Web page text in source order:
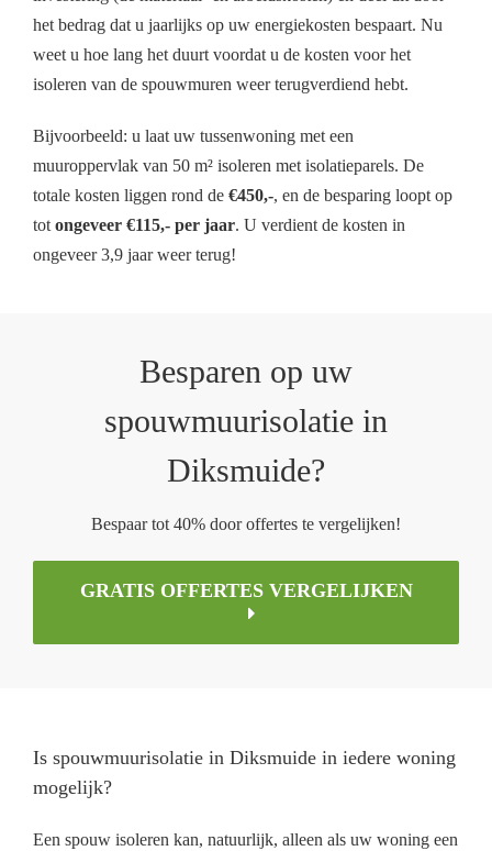
het bedrag dat u jaarlijks op uw energiekosten bespaart. Nu
weet u hoe lang het duurt voordat u de kosten voor het
isoleren van de spouwmuren weer terugverdiend hebt.
Bijvoorbeeld: u laat uw tussenwoning met een
muuroppervlak van 50 m² isoleren met isolatieparels. De
totale kosten liggen rond de €450,-, en de besparing loopt op
totongeveer €115,- per jaar. U verdient de kosten in
ongeveer 3,9 jaar weer terug!
Besparen op uw
spouwmuurisolatie in
Diksmuide?
Bespaar tot 40% door offertes te vergelijken!
GRATIS OFFERTES VERGELIJKEN
Is spouwmuurisolatie in Diksmuide in iedere woning
mogelijk?
Een spouw isoleren kan, natuurlijk, alleen als uw woning een